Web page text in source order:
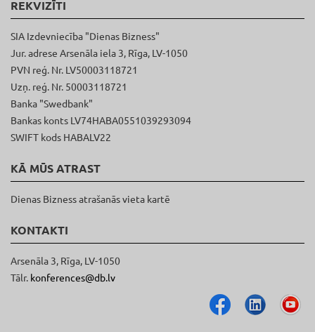
REKVIZĪTI
SIA Izdevniecība "Dienas Bizness"
Jur. adrese Arsenāla iela 3, Rīga, LV-1050
PVN reģ. Nr. LV50003118721
Uzņ. reģ. Nr. 50003118721
Banka "Swedbank"
Bankas konts LV74HABA0551039293094
SWIFT kods HABALV22
KĀ MŪS ATRAST
Dienas Bizness atrašanās vieta kartē
KONTAKTI
Arsenāla 3, Rīga, LV-1050
Tālr. konferences@db.lv